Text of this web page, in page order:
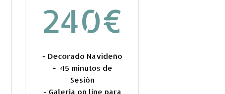
240€
- Decorado Navideño
- 45 minutos de
Sesión
- Galería on line para